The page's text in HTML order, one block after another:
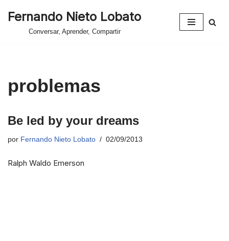
Fernando Nieto Lobato
Conversar, Aprender, Compartir
problemas
Be led by your dreams
por Fernando Nieto Lobato 02/09/2013
Ralph Waldo Emerson